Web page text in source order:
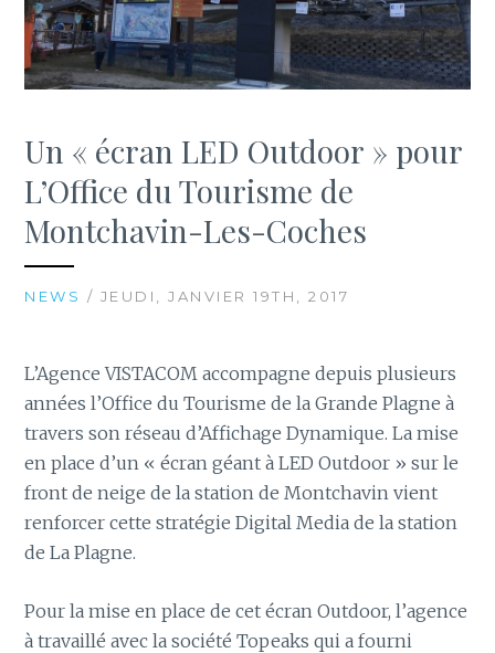
Un « écran LED Outdoor » pour
L’Office du Tourisme de
Montchavin-Les-Coches
NEWS / JEUDI, JANVIER 19TH, 2017
L’Agence VISTACOM accompagne depuis plusieurs
années l’Office du Tourisme de la Grande Plagne à
travers son réseau d’Affichage Dynamique. La mise
en place d’un « écran géant à LED Outdoor » sur le
front de neige de la station de Montchavin vient
renforcer cette stratégie Digital Media de la station
de La Plagne.
Pour la mise en place de cet écran Outdoor, l’agence
à travaillé avec la société Topeaks qui a fourni